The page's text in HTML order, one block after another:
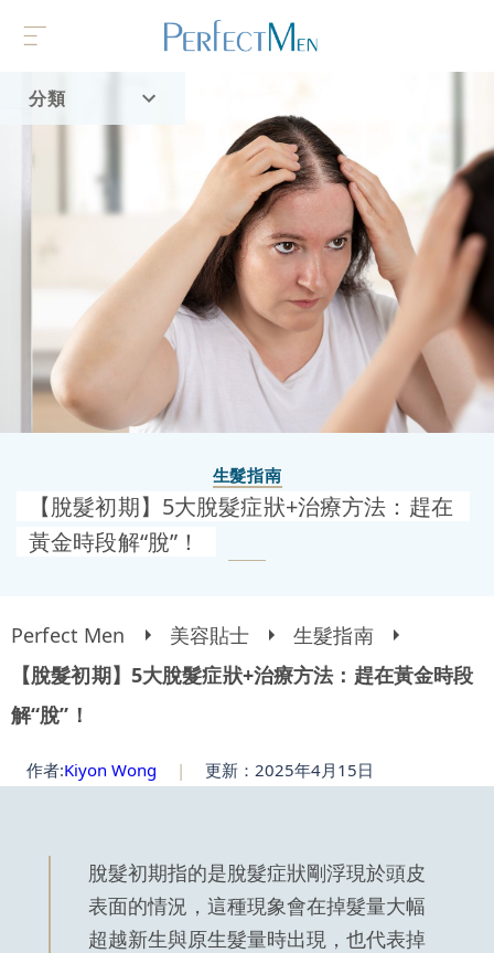
分類
首頁
流行趨勢
生髮指南
【脫髮初期】5大脫髮症狀+治療方法：趕在
黃金時段解“脫”！
Perfect Men 美容貼士
生髮指南
【脫髮初期】5大脫髮症狀+治療方法：趕在黃金時段
解“脫”！
作者:Kiyon Wong | 更新：2025年4月15日
脫髮初期指的是脫髮症狀剛浮現於頭皮
表面的情況，這種現象會在掉髮量大幅
超越新生與原生髮量時出現，也代表掉